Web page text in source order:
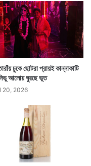
এই বিশেষ ধরনের
প্রয়াগরাজে বসছে
অনেক সাধু মহাত্মাই
মুড়ে ফেলতে চলেছেন।
ঢুকে ছোটরা প্রায়ই কান্নাকাটি
আলোয় ঘুরছে ভূত
20, 2026